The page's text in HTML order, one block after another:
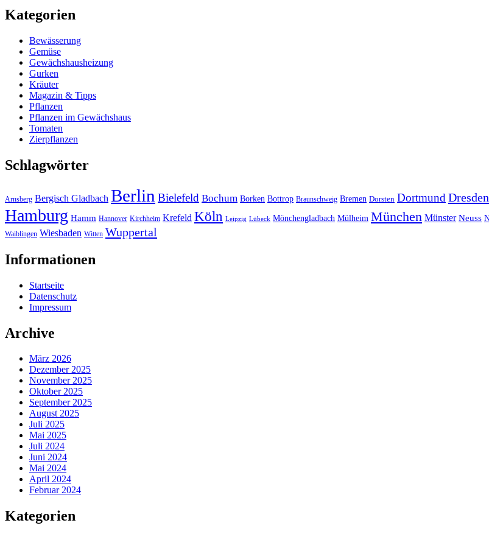
Kategorien
Bewässerung
Gemüse
Gewächshausheizung
Gurken
Kräuter
Magazin & Tipps
Pflanzen
Pflanzen im Gewächshaus
Tomaten
Zierpflanzen
Schlagwörter
Arnsberg Bergisch Gladbach Berlin Bielefeld Bochum Borken Bottrop Braunschweig Bremen Dorsten Dortmund Dresden
Hamburg Hamm Hannover Kirchheim Krefeld Köln Leipzig Lübeck Mönchengladbach Mülheim München Münster Neuss
Waiblingen Wiesbaden Witten Wuppertal
Informationen
Startseite
Datenschutz
Impressum
Archive
März 2026
Dezember 2025
November 2025
Oktober 2025
September 2025
August 2025
Juli 2025
Mai 2025
Juli 2024
Juni 2024
Mai 2024
April 2024
Februar 2024
Kategorien